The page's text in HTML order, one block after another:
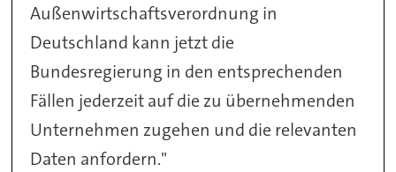
Außenwirtschaftsverordnung in
Deutschland kann jetzt die
Bundesregierung in den entsprechenden
Fällen jederzeit auf die zu übernehmenden
Unternehmen zugehen und die relevanten
Daten anfordern."